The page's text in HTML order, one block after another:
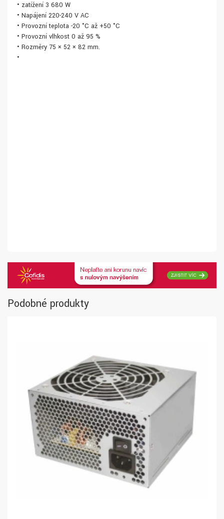
• zatížení 3 680 W
• Napájení 220-240 V AC
• Provozní teplota -20 °C až +50 °C
• Provozní vlhkost 0 až 95 %
• Rozměry 75 × 52 × 82 mm.
•
Podobné produkty